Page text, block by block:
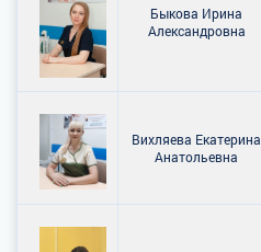
Быкова Ирина
Александровна
Вихляева Екатерина
Анатольевна